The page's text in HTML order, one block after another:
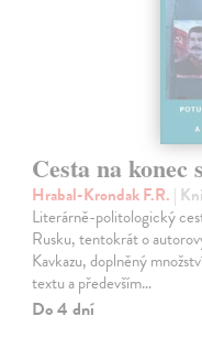
Cesta na konec
Hrabal-Krondak F.R. |
Literárně-politologický
Rusku, tentokrát o
Kavkazu, doplněný
textu a především…
Do 4 dní